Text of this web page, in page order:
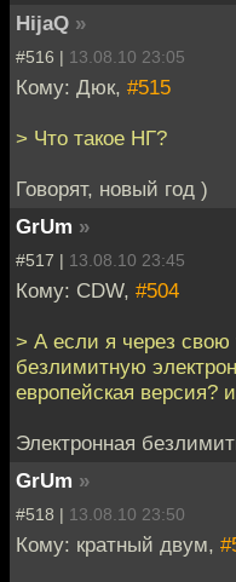
HijaQ »
#516 | 13.08.10 23:05
Кому: Дюк, #515
> Что такое НГ?
Говорят, новый год )
GrUm »
#517 | 13.08.10 23:45
Кому: CDW, #504
> А если я через свою
безлимитную
европейская версия?
Электронная
GrUm »
#518 | 13.08.10 23:50
Кому: кратный двум,